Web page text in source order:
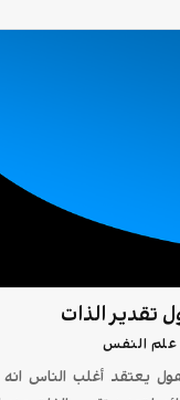
تقدير الذات
علم النفس
يعتقد أغلب الناس